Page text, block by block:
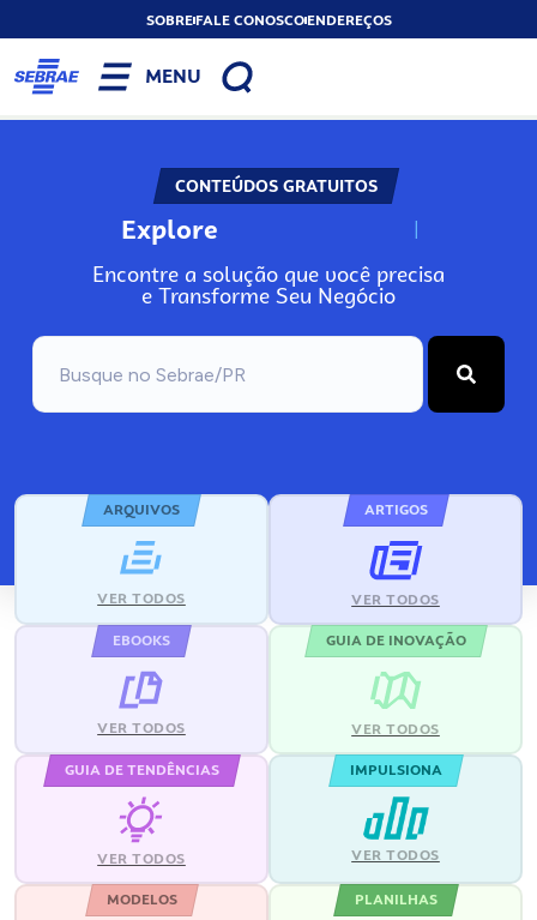
SOBREFALE CONOSCOENDEREÇOS
MENU
CONTEÚDOS GRATUITOS
Explore N
Encontre a solução que você precisa
e Transforme Seu Negócio
ARQUIVOS
VER TODOS
ARTIGOS
VER TODOS
EBOOKS
VER TODOS
GUIA DE INOVAÇÃO
VER TODOS
GUIA DE TENDÊNCIAS
VER TODOS
IMPULSIONA
VER TODOS
MODELOS PLANILHAS